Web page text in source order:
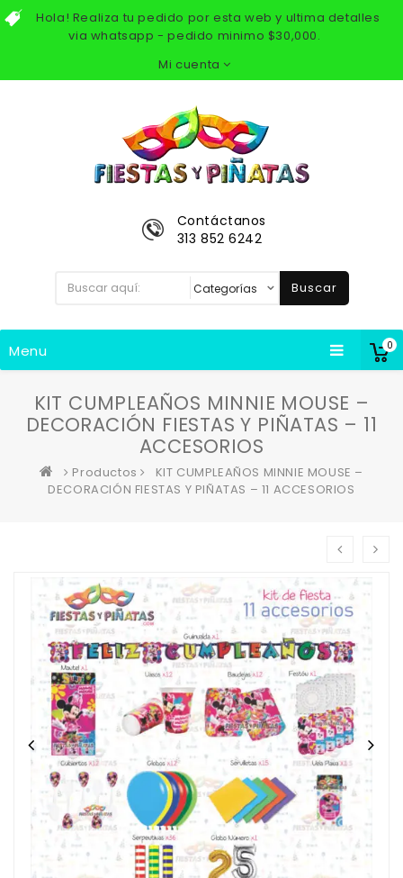
Hola! Realiza tu pedido por esta web y ultima detalles
via whatsapp - pedido minimo $30,000.
Mi cuenta
0
Contáctanos
313 852 6242
Buscar
Menu
KIT CUMPLEAÑOS MINNIE MOUSE –
DECORACIÓN FIESTAS Y PIÑATAS – 11
ACCESORIOS
Productos
KIT CUMPLEAÑOS MINNIE MOUSE –
DECORACIÓN FIESTAS Y PIÑATAS – 11 ACCESORIOS